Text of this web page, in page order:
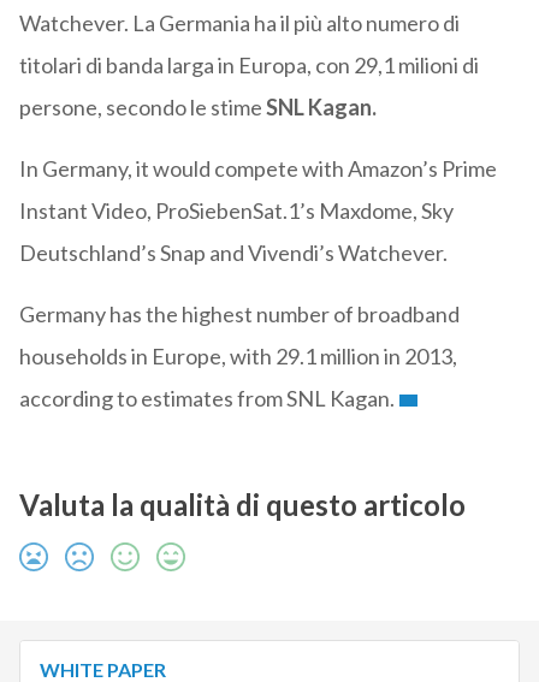
Watchever. La Germania ha il più alto numero di
titolari di banda larga in Europa, con 29,1 milioni di
persone, secondo le stimeSNL Kagan.
In Germany, it would compete with Amazon’s Prime
Instant Video, ProSiebenSat.1’s Maxdome, Sky
Deutschland’s Snap and Vivendi’s Watchever.
Germany has the highest number of broadband
households in Europe, with 29.1 million in 2013,
according to estimates from SNL Kagan.
Valuta la qualità di questo articolo
WHITE PAPER